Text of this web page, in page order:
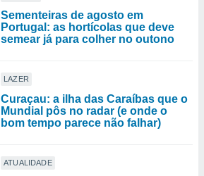
Sementeiras de agosto em
Portugal: as hortícolas que deve
semear já para colher no outono
LAZER
Curaçau: a ilha das Caraíbas que o
Mundial pôs no radar (e onde o
bom tempo parece não falhar)
ATUALIDADE